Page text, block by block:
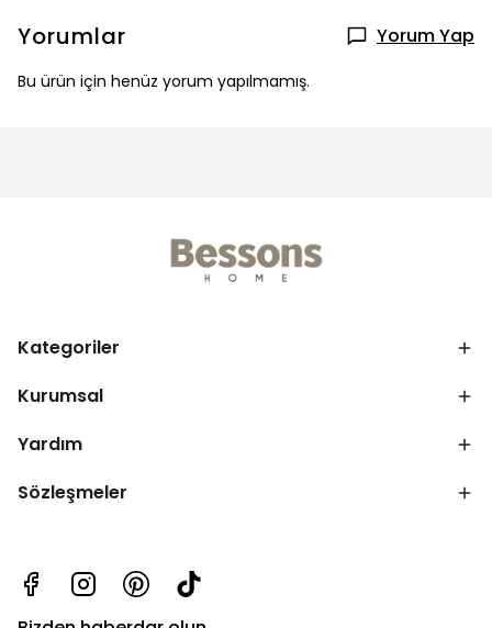
Yorumlar Yorum Yap
Bu ürün için henüz yorum yapılmamış.
Kategoriler
Kurumsal
Yardım
Sözleşmeler